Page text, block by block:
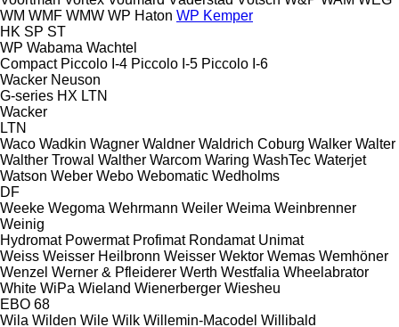
WM WMF WMW WP Haton WP Kemper
HK SP ST
WP Wabama Wachtel
Compact Piccolo I-4 Piccolo I-5 Piccolo I-6
Wacker Neuson
G-series HX LTN
Wacker
LTN
Waco Wadkin Wagner Waldner Waldrich Coburg Walker Walter
Walther Trowal Walther Warcom Waring WashTec Waterjet
Watson Weber Webo Webomatic Wedholms
DF
Weeke Wegoma Wehrmann Weiler Weima Weinbrenner
Weinig
Hydromat Powermat Profimat Rondamat Unimat
Weiss Weisser Heilbronn Weisser Wektor Wemas Wemhöner
Wenzel Werner & Pfleiderer Werth Westfalia Wheelabrator
White WiPa Wieland Wienerberger Wiesheu
EBO 68
Wila Wilden Wile Wilk Willemin-Macodel Willibald